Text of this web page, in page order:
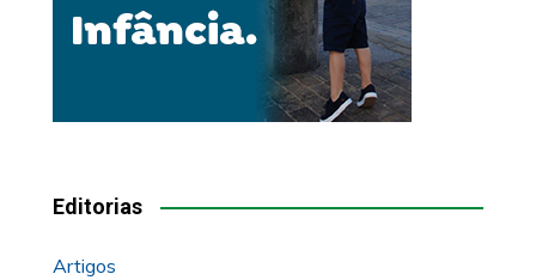
Editorias
Artigos